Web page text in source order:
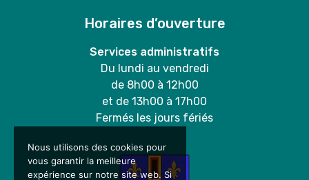
Horaires d’ouverture
Services administratifs
Du lundi au vendredi
de 8h00 à 12h00
et de 13h00 à 17h00
Fermés les jours fériés
Nous utilisons des cookies pour
vous garantir la meilleure
expérience sur notre site web. Si